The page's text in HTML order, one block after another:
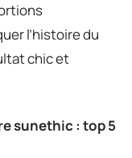
l’histoire du
chic et
sunethic : top 5